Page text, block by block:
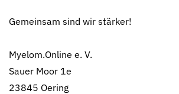
Gemeinsam sind wir stärker!
Myelom.Online e. V.
Sauer Moor 1e
23845 Oering